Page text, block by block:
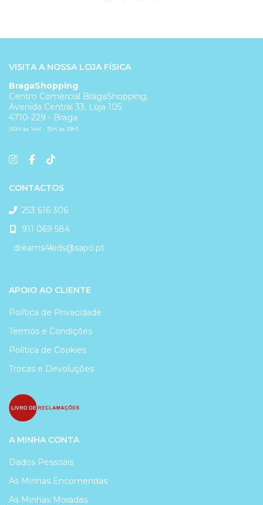
VISITA A NOSSA LOJA FÍSICA
BragaShopping
Centro Comercial BragaShopping,
Avenida Central 33, Loja 105
4710-229 - Braga
(10H às 14H - 15H às 19H)
CONTACTOS
253 616 306
911 069 584
dreams4kids@sapo.pt
APOIO AO CLIENTE
Política de Privacidade
Termos e Condições
Política de Cookies
Trocas e Devoluções
A MINHA CONTA
Dados Pessoais
As Minhas Encomendas
As Minhas Moradas